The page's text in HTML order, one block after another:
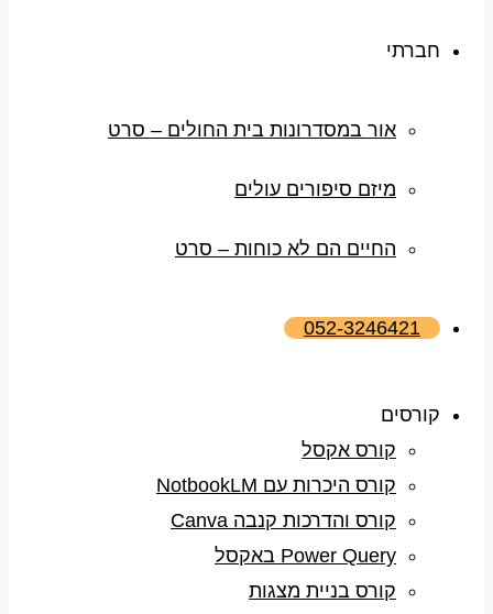
חברתי
אור במסדרונות בית החולים – סרט
מיזם סיפורים עולים
החיים הם לא כוחות – סרט
052-3246421
קורסים
קורס אקסל
קורס היכרות עם NotbookLM
קורס והדרכות קנבה Canva
Power Query באקסל
קורס בניית מצגות